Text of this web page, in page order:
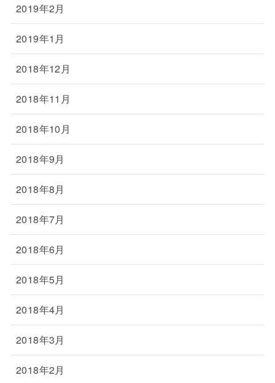
2019年2月
2019年1月
2018年12月
2018年11月
2018年10月
2018年9月
2018年8月
2018年7月
2018年6月
2018年5月
2018年4月
2018年3月
2018年2月